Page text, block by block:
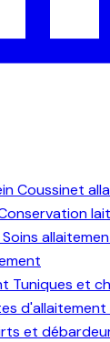
Coussinet
Soins
Tuniques et
d'allaitement
et